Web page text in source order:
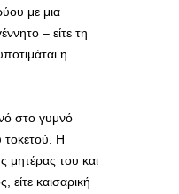
με μια
– είτε τη
η
στο γυμνό
τοκετού. Η
μητέρας του και
είτε καισαρική